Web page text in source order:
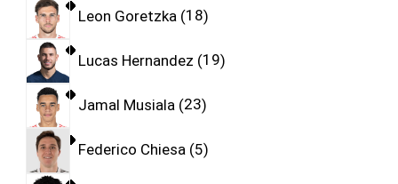
Leon Goretzka 18
Lucas Hernandez 19
Jamal Musiala 23
Federico Chiesa 5